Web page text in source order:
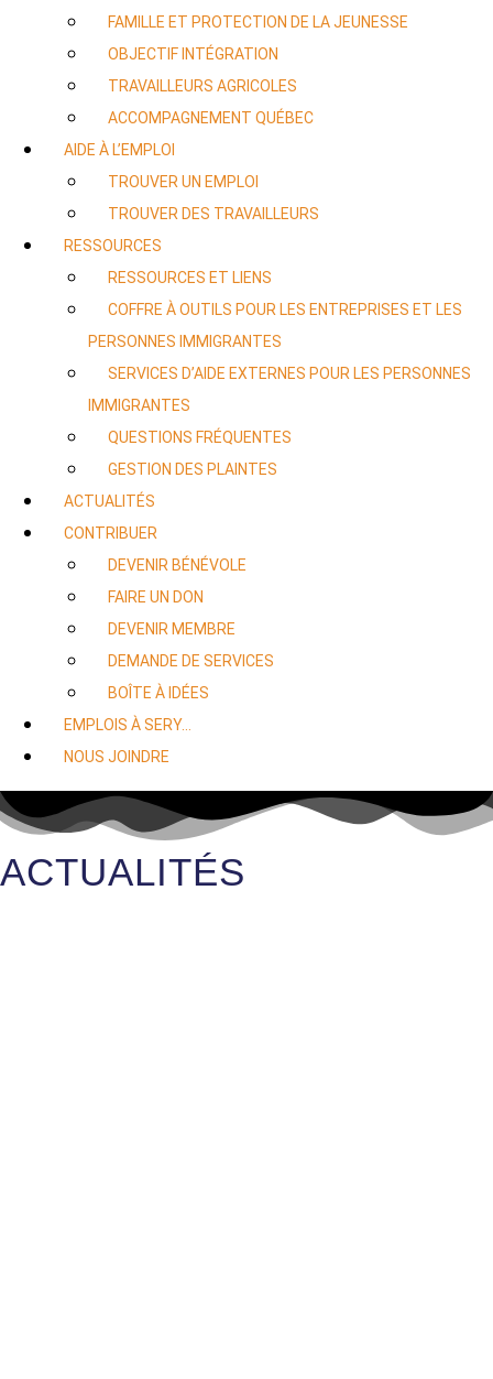
FAMILLE ET PROTECTION DE LA JEUNESSE
OBJECTIF INTÉGRATION
TRAVAILLEURS AGRICOLES
ACCOMPAGNEMENT QUÉBEC
AIDE À L’EMPLOI
TROUVER UN EMPLOI
TROUVER DES TRAVAILLEURS
RESSOURCES
RESSOURCES ET LIENS
COFFRE À OUTILS POUR LES ENTREPRISES ET LES
PERSONNES IMMIGRANTES
SERVICES D’AIDE EXTERNES POUR LES PERSONNES
IMMIGRANTES
QUESTIONS FRÉQUENTES
GESTION DES PLAINTES
ACTUALITÉS
CONTRIBUER
DEVENIR BÉNÉVOLE
FAIRE UN DON
DEVENIR MEMBRE
DEMANDE DE SERVICES
BOÎTE À IDÉES
EMPLOIS À SERY…
NOUS JOINDRE
ACTUALITÉS